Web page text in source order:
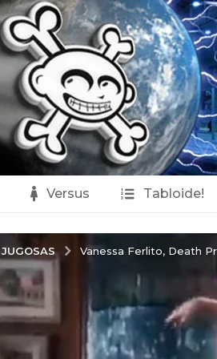
Versus Tabloide!
JUGOSAS Vanessa Ferlito, Death